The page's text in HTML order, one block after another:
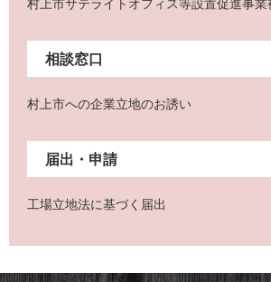
村上市サテライトオフィス等設置促進事業
相談窓口
村上市への企業立地のお誘い
届出・申請
工場立地法に基づく届出